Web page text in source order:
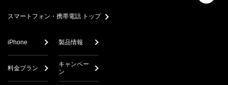
スマートフォン・携帯電話 トップ
iPhone 製品情報
料金プラン
キャンペー
ン